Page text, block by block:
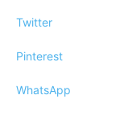
Twitter
Pinterest
WhatsApp